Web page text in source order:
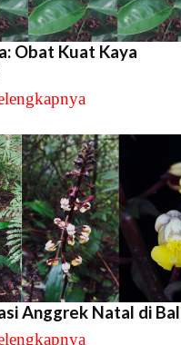
Obat Kuat Kaya
Anggrek Natal di